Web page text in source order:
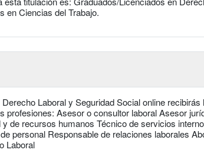
en Ciencias del Trabajo.
Laboral y Seguridad Social online
profesiones: Asesor o consultor laboral Asesor
de recursos humanos Técnico de servicios
personal Responsable de relaciones laborales
Laboral